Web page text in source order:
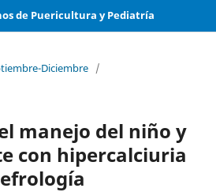
de Puericultura y Pediatría
Diciembre /
manejo del niño y
con hipercalciuria